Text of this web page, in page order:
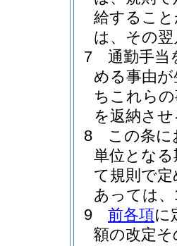
給するこ
は、その翌
7
通勤手当
める事由
ちこれら
を返納さ
8
この条に
単位とな
て規則で
あっては、
9
前各項に
額の改定